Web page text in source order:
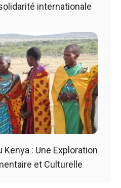
internationale
Kenya : Une Exploration
et Culturelle